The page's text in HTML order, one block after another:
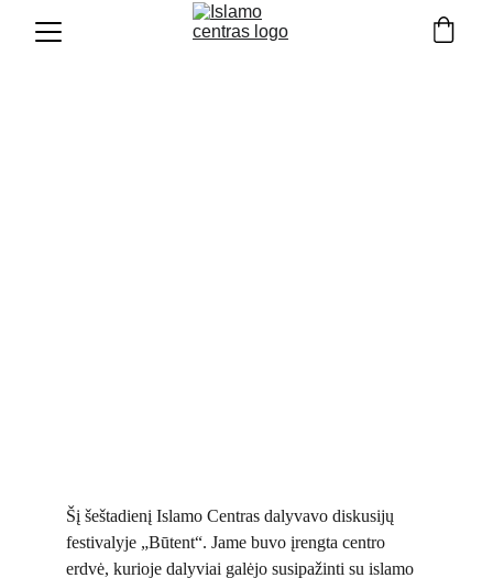
Šį šeštadienį Islamo Centras dalyvavo diskusijų
festivalyje „Būtent“. Jame buvo įrengta centro
erdvė, kurioje dalyviai galėjo susipažinti su islamo